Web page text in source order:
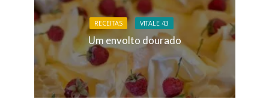
RECEITAS VITALE 43
Um envolto dourado